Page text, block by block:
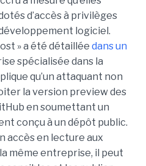
d’accès à privilèges
logiciel.
» a été détaillée dans un
spécialisée dans la
qu’un attaquant non
la version preview des
en soumettant un
conçu à un dépôt public.
accès en lecture aux
même entreprise, il peut